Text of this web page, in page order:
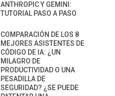
ANTHROPIC Y GEMINI:
TUTORIAL PASO A PASO
COMPARACIÓN DE LOS 8
MEJORES ASISTENTES DE
CÓDIGO DE IA: ¿UN
MILAGRO DE
PRODUCTIVIDAD O UNA
PESADILLA DE
SEGURIDAD? ¿SE PUEDE